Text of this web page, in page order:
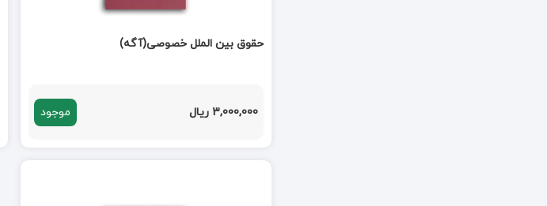
حقوق بین الملل خصوصی(آگه)
3,000,000 ریال موجود